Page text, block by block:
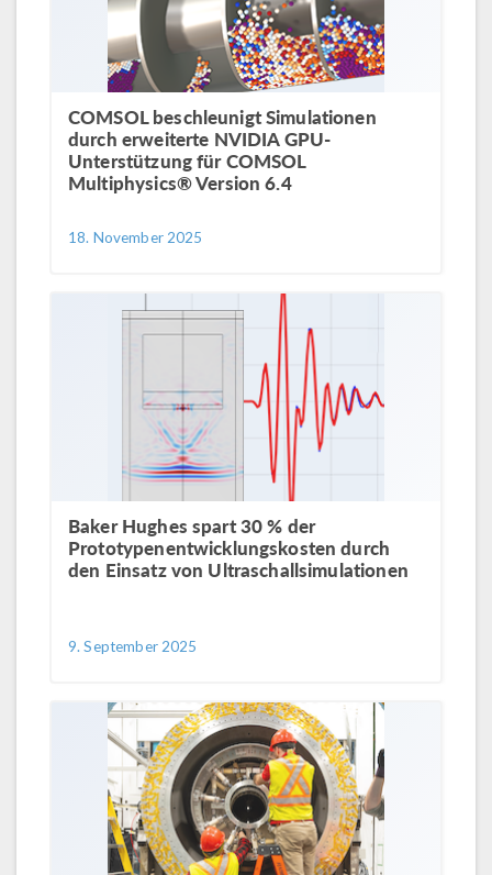
COMSOL beschleunigt Simulationen
durch erweiterte NVIDIA GPU-
Unterstützung für COMSOL
Multiphysics® Version 6.4
18. November 2025
Baker Hughes spart 30 % der
Prototypenentwicklungskosten durch
den Einsatz von Ultraschallsimulationen
9. September 2025